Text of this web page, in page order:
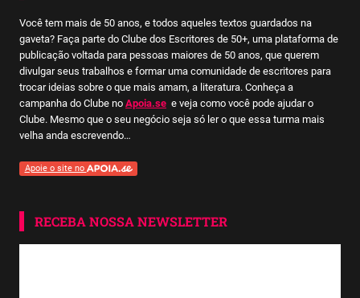
Você tem mais de 50 anos, e todos aqueles textos guardados na
gaveta? Faça parte do Clube dos Escritores de 50+, uma plataforma de
publicação voltada para pessoas maiores de 50 anos, que querem
divulgar seus trabalhos e formar uma comunidade de escritores para
trocar ideias sobre o que mais amam, a literatura. Conheça a
campanha do Clube no Apoia.se e veja como você pode ajudar o
Clube. Mesmo que o seu negócio seja só ler o que essa turma mais
velha anda escrevendo…
Apoie o site no
RECEBA NOSSA NEWSLETTER